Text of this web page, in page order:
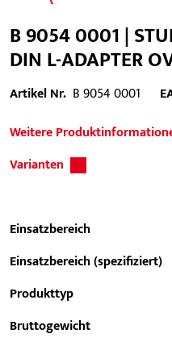
B 9054 0001 |
DIN L-ADAPTER
Artikel Nr. B 9054 0001
Weitere
Varianten
Einsatzbereich
Einsatzbereich (spezifiziert)
Produkttyp
Bruttogewicht